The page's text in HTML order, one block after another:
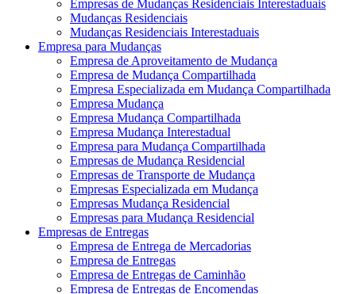
Empresas de Mudanças Residenciais Interestaduais
Mudanças Residenciais
Mudanças Residenciais Interestaduais
Empresa para Mudanças
Empresa de Aproveitamento de Mudança
Empresa de Mudança Compartilhada
Empresa Especializada em Mudança Compartilhada
Empresa Mudança
Empresa Mudança Compartilhada
Empresa Mudança Interestadual
Empresa para Mudança Compartilhada
Empresas de Mudança Residencial
Empresas de Transporte de Mudança
Empresas Especializada em Mudança
Empresas Mudança Residencial
Empresas para Mudança Residencial
Empresas de Entregas
Empresa de Entrega de Mercadorias
Empresa de Entregas
Empresa de Entregas de Caminhão
Empresa de Entregas de Encomendas